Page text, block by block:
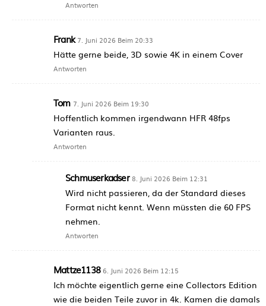
Antworten
Frank 7. Juni 2026 Beim 20:33
Hätte gerne beide, 3D sowie 4K in einem Cover
Antworten
Tom 7. Juni 2026 Beim 19:30
Hoffentlich kommen irgendwann HFR 48fps
Varianten raus.
Antworten
Schmuserkadser 8. Juni 2026 Beim 12:31
Wird nicht passieren, da der Standard dieses
Format nicht kennt. Wenn müssten die 60 FPS
nehmen.
Antworten
Mattze1138 6. Juni 2026 Beim 12:15
Ich möchte eigentlich gerne eine Collectors Edition
wie die beiden Teile zuvor in 4k. Kamen die damals